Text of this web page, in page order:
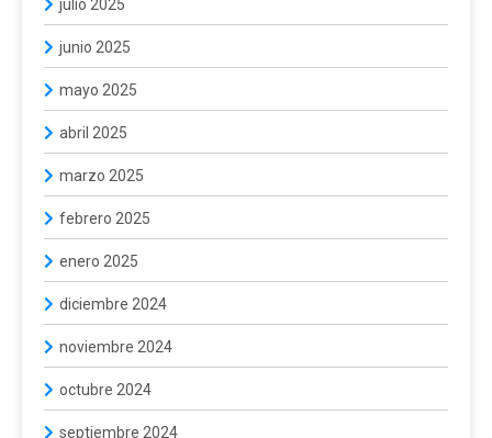
julio 2025
junio 2025
mayo 2025
abril 2025
marzo 2025
febrero 2025
enero 2025
diciembre 2024
noviembre 2024
octubre 2024
septiembre 2024